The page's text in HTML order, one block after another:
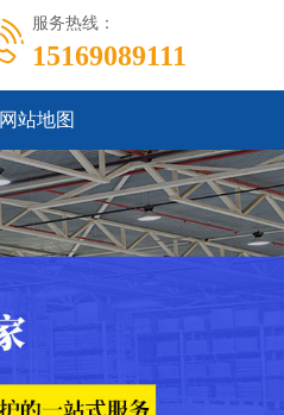
服务热线：
15169089111
网站地图